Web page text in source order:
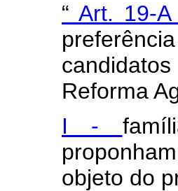
“ Art. 19-A
Reforma
I -
objeto do